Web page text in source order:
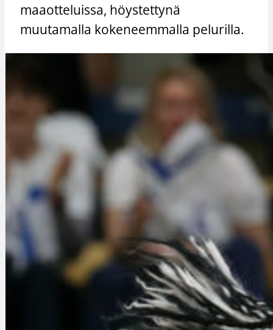
maaotteluissa, höystettynä
muutamalla kokeneemmalla pelurilla.